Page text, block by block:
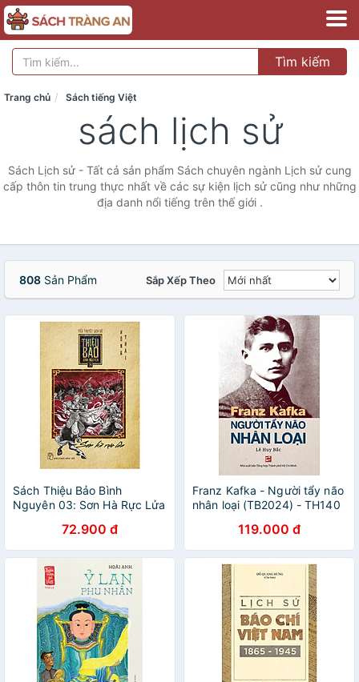
Tìm kiếm
Trang chủ Sách tiếng Việt
sách lịch sử
Sách Lịch sử - Tất cả sản phẩm Sách chuyên ngành Lịch sử cung
cấp thôn tin trung thực nhất về các sự kiện lịch sử cũng như những
địa danh nổi tiếng trên thế giới .
808 Sản Phẩm Sắp Xếp Theo
Sách Thiệu Bảo Bình
Nguyên 03: Sơn Hà Rực Lửa
72.900 đ
Franz Kafka - Người tẩy não
nhân loại (TB2024) - TH140
119.000 đ